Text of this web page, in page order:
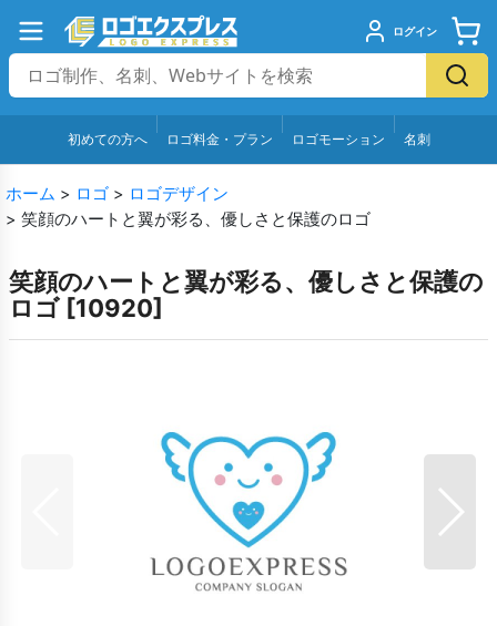
ログイン
初めての方へ ロゴ料金・プラン ロゴモーション 名刺
ホーム > ロゴ > ロゴデザイン
> 笑顔のハートと翼が彩る、優しさと保護のロゴ
笑顔のハートと翼が彩る、優しさと保護の
ロゴ [10920]